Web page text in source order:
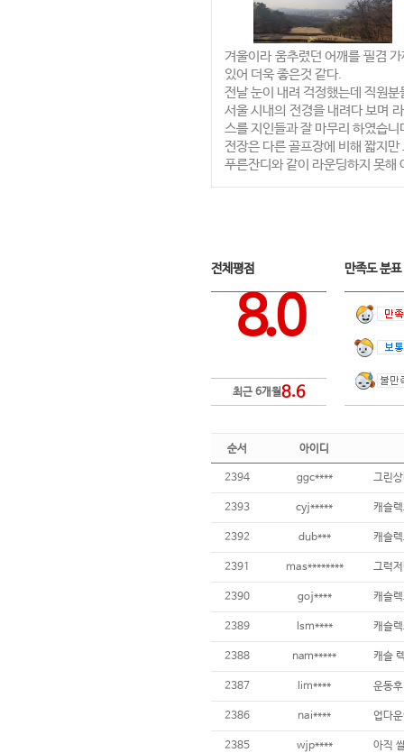
겨울이라 움추렸던 어깨를 필겸
있어 더욱 좋은것 같다.
전날 눈이 내려 걱정했는데 직원
서울 시내의 전경을 내려다 보며
스를 지인들과 잘 마무리 하였습니
전장은 다른 골프장에 비해 짧지
푸른잔디와 같이 라운딩하지 못해
전체평점
8.0
최근 6개월8.6
만족도 분
순서 아이디
2394 ggc**** 그린
2393 cyj***** 캐슬
2392 dub*** 캐슬
2391 mas******** 그럭
2390 goj**** 캐슬
2389 lsm**** 캐슬
2388 nam***** 캐슬
2387 lim**** 운동
2386 nai**** 업다
2385 wjp****